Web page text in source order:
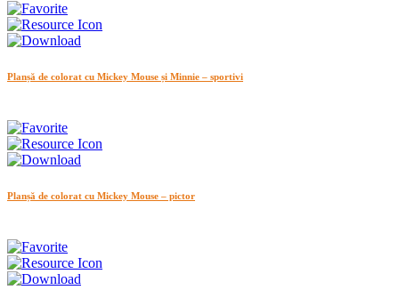
Planșă de colorat cu Mickey Mouse și Minnie – sportivi
Planșă de colorat cu Mickey Mouse – pictor